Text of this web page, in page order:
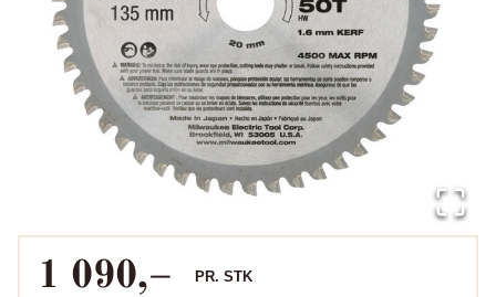
1 090,– PR. STK